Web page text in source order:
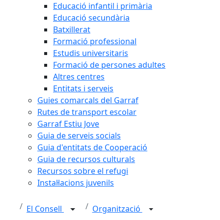
Educació infantil i primària
Educació secundària
Batxillerat
Formació professional
Estudis universitaris
Formació de persones adultes
Altres centres
Entitats i serveis
Guies comarcals del Garraf
Rutes de transport escolar
Garraf Estiu Jove
Guia de serveis socials
Guia d'entitats de Cooperació
Guia de recursos culturals
Recursos sobre el refugi
Instal·lacions juvenils
El Consell
Organització